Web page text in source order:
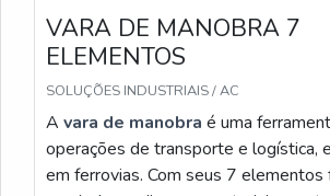
Compatibilidade elétrica:
fusíveis modulares e bornes de
Adaptação em campo:
universal que aceitam
Eu priorizo encaixe universal testado
antes de qualquer intervenção em
VARA DE MANOBRA 7
ELEMENTOS
SOLUÇÕES INDUSTRIAIS / AC
A vara de manobra é uma
operações de transporte e logística,
em ferrovias. Com seus 7 elementos